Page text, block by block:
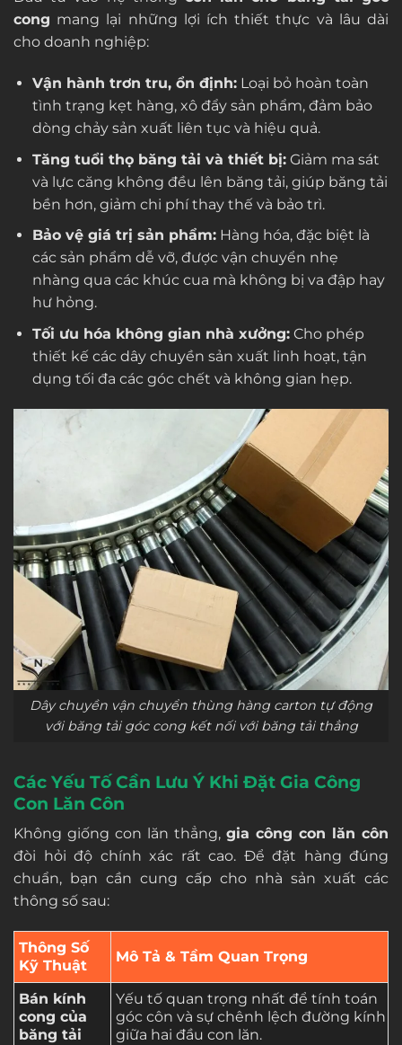
cong mang lại những lợi ích thiết thực và lâu dài
cho doanh nghiệp:
Vận hành trơn tru, ổn định:Loại bỏ hoàn toàn
tình trạng kẹt hàng, xô đẩy sản phẩm, đảm bảo
dòng chảy sản xuất liên tục và hiệu quả.
Tăng tuổi thọ băng tải và thiết bị:Giảm ma sát
và lực căng không đều lên băng tải, giúp băng tải
bền hơn, giảm chi phí thay thế và bảo trì.
Bảo vệ giá trị sản phẩm:Hàng hóa, đặc biệt là
các sản phẩm dễ vỡ, được vận chuyển nhẹ
nhàng qua các khúc cua mà không bị va đập hay
hư hỏng.
Tối ưu hóa không gian nhà xưởng:Cho phép
thiết kế các dây chuyền sản xuất linh hoạt, tận
dụng tối đa các góc chết và không gian hẹp.
Dây chuyền vận chuyển thùng hàng carton tự động
với băng tải góc cong kết nối với băng tải thẳng
Các Yếu Tố Cần Lưu Ý Khi Đặt Gia Công
Con Lăn Côn
Không giống con lăn thẳng, gia công con lăn côn
đòi hỏi độ chính xác rất cao. Để đặt hàng đúng
chuẩn, bạn cần cung cấp cho nhà sản xuất các
thông số sau:
Thông Số
Kỹ Thuật
Mô Tả & Tầm Quan Trọng
Bán kính
cong của
băng tải
Yếu tố quan trọng nhất để tính toán
góc côn và sự chênh lệch đường kính
giữa hai đầu con lăn.